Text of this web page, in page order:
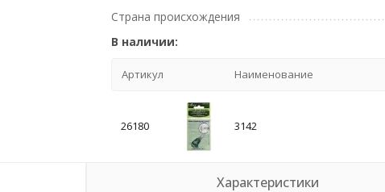
Страна происхождения
В наличии:
Артикул Наименование
26180 3142
Характеристики